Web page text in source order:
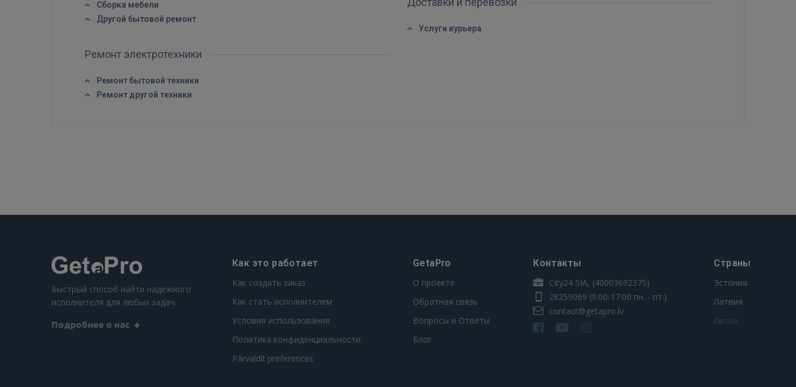
Сборка мебели
Другой бытовой ремонт
Услуги курьера
Ремонт электротехники
Ремонт бытовой техники
Ремонт другой техники
Быстрый способ найти надежного
исполнителя для любых задач.
Подробнее о нас
Как это работает
Как создать заказ
Как стать исполнителем
Условия использования
Политика конфиденциальности
Pārvaldīt preferences
GetaPro
О проекте
Обратная связь
Вопросы и Ответы
Блог
Контакты
City24 SIA, (40003692375)
28259069 (9:00-17:00 пн. - пт.)
contact@getapro.lv
Страны
Эстония
Латвия
Литва